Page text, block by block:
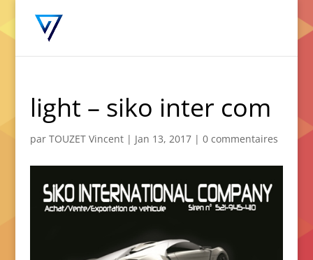
light – siko inter com
par TOUZET Vincent| Jan 13, 2017| 0 commentaires